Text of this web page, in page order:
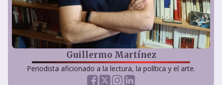
Guillermo Martínez
Periodista aficionado a la lectura, la política y el arte.